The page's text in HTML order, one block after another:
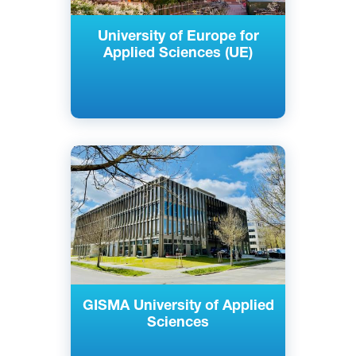
University of Europe for
Applied Sciences (UE)
GISMA University of Applied
Sciences
Английский
Немецкий
Берлин, Потсдам, Германия
Частный